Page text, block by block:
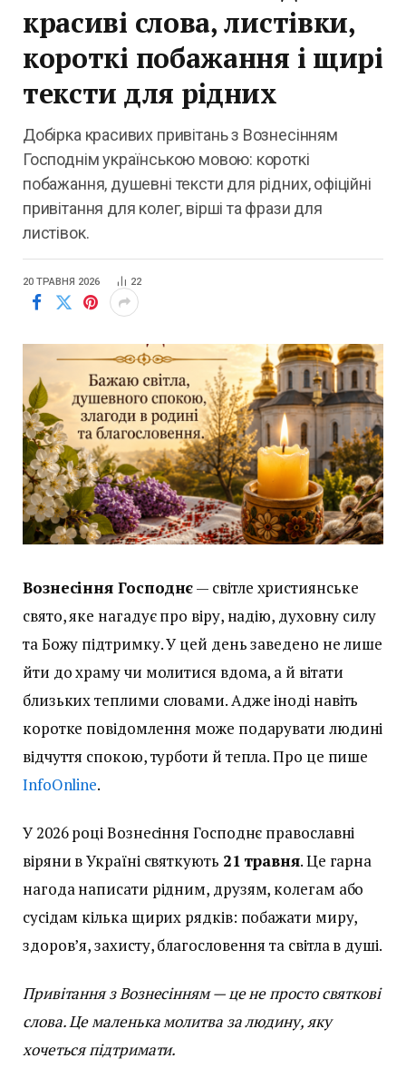
красиві слова, листівки,
короткі побажання і щирі
тексти для рідних
Добірка красивих привітань з Вознесінням
Господнім українською мовою: короткі
побажання, душевні тексти для рідних, офіційні
привітання для колег, вірші та фрази для
листівок.
20 ТРАВНЯ 2026 22
Вознесіння Господнє— світле християнське
свято, яке нагадує про віру, надію, духовну силу
та Божу підтримку. У цей день заведено не лише
йти до храму чи молитися вдома, а й вітати
близьких теплими словами. Адже іноді навіть
коротке повідомлення може подарувати людині
відчуття спокою, турботи й тепла. Про це пише
InfoOnline.
У 2026 році Вознесіння Господнє православні
віряни в Україні святкують 21 травня. Це гарна
нагода написати рідним, друзям, колегам або
сусідам кілька щирих рядків: побажати миру,
здоров’я, захисту, благословення та світла в душі.
Привітання з Вознесінням — це не просто святкові
слова. Це маленька молитва за людину, яку
хочеться підтримати.